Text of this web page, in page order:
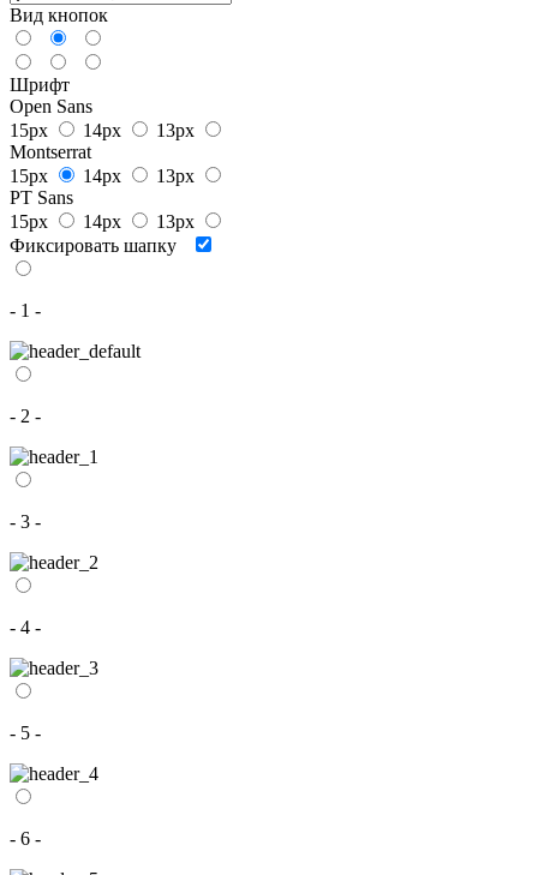
Вид кнопок
Шрифт
Open Sans
15px
14px
13px
Montserrat
15px
14px
13px
PT Sans
15px
14px
13px
Фиксировать шапку
- 1 -
- 2 -
- 3 -
- 4 -
- 5 -
- 6 -